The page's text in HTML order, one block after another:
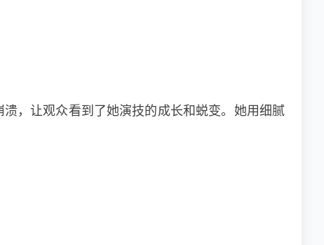
，让观众看到了她演技的成长和蜕变。她用细腻